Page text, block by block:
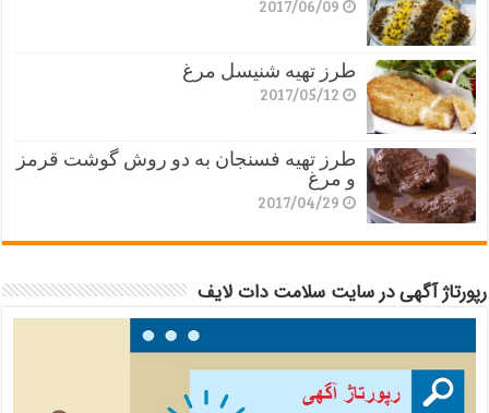
2017/06/09
طرز تهیه شنیسل مرغ
2017/05/12
طرز تهیه فسنجان به دو روش گوشت قرمز
و مرغ
2017/04/29
رپورتاژ آگهی در سایت سلامت دات لایف